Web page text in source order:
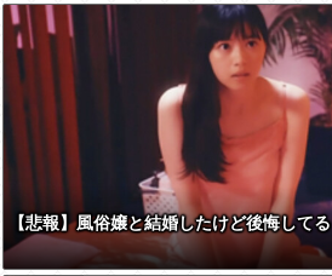
【悲報】風俗嬢と結婚したけど後悔してる